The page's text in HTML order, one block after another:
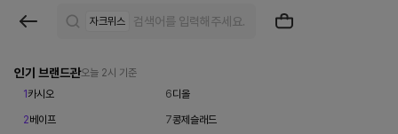
자크뮈스
드인기 브랜드관오늘 2시 기준
1 카시오
2베이프
6디올
7콩제슬래드